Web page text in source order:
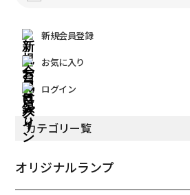
新規会員登録
お気に入り
ログイン
カテゴリー覧
オリジナルランプ